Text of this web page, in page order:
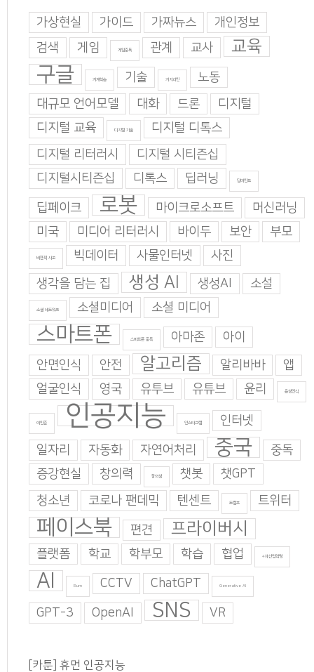
가상현실 가이드 가짜뉴스
개인정보
검색
게임 게임중독 관계 교사 교육
구글 기계학습 기술 기지과인
노동
대규모 언어모델
대화 드론
디지털
디지털 교육
디지털 기술
디지털 디톡스
디지털 리터러시
디지털 시티즌십
디지털시티즌십
디톡스 딥러닝 딥마인드
딥페이크 로봇 마이크로소프트
머신러닝
미국
미디어 리터러시 바이두 보안 부모
비판적 사고 빅데이터 사물인터넷
사진
생각을 담는 집
생성 AI 생성AI 소설
소셜 네트워크 소셜미디어 소셜 미디어
스마트폰 스마트폰 중독 아마존
아이
안면인식
안전 알고리즘 알리바바
앱
얼굴인식
영국 유투브 유튜브 윤리 음성인식
이인준 인공지능 인스타그램 인터넷
일자리 자동화 자연어처리 중국
중독
증강현실
창의력 창의성 챗봇
챗GPT
청소년
코로나 팬데믹 텐센트 트럼프 트위터
페이스북 편견 프라이버시
플랫폼 학교 학부모 학습 협업 4차산업혁명
AI Burn CCTV ChatGPT Generative AI
GPT-3 OpenAI SNS VR
[카툰] 휴먼 인공지능